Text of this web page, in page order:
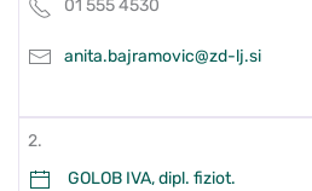
01 555 4530
anita.bajramovic@zd-lj.si
2.
GOLOB IVA, dipl. fiziot.